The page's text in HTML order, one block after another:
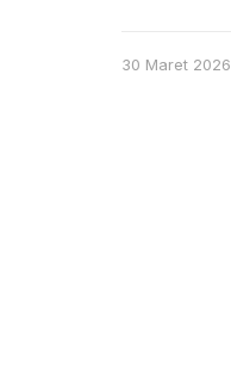
30 Maret 2026